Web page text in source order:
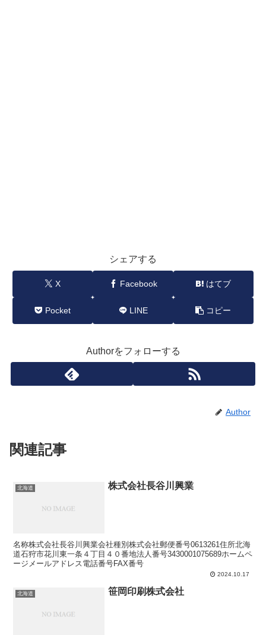
シェアする
X Facebook はてブ
Pocket LINE コピー
Authorをフォローする
Author
関連記事
北海道 株式会社長谷川興業
名称株式会社長谷川興業会社種別株式会社郵便番号0613261住所北海
道石狩市花川東一条４丁目４０番地法人番号3430001075689ホームペ
ージメールアドレス電話番号FAX番号
2024.10.17
北海道 笹岡印刷株式会社